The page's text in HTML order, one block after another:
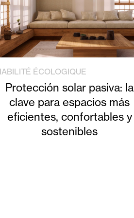
ÉCOLOGIQUE
Protección solar pasiva: la
clave para espacios más
eficientes, confortables y
sostenibles